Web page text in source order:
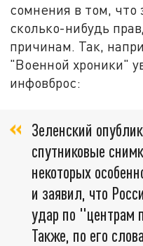
сомнения в том, что
сколько-нибудь
причинам. Так,
"Военной хроники"
инфовброс:
Зеленский
спутниковые
некоторых
и заявил, что
удар по "центрам
Также, по его